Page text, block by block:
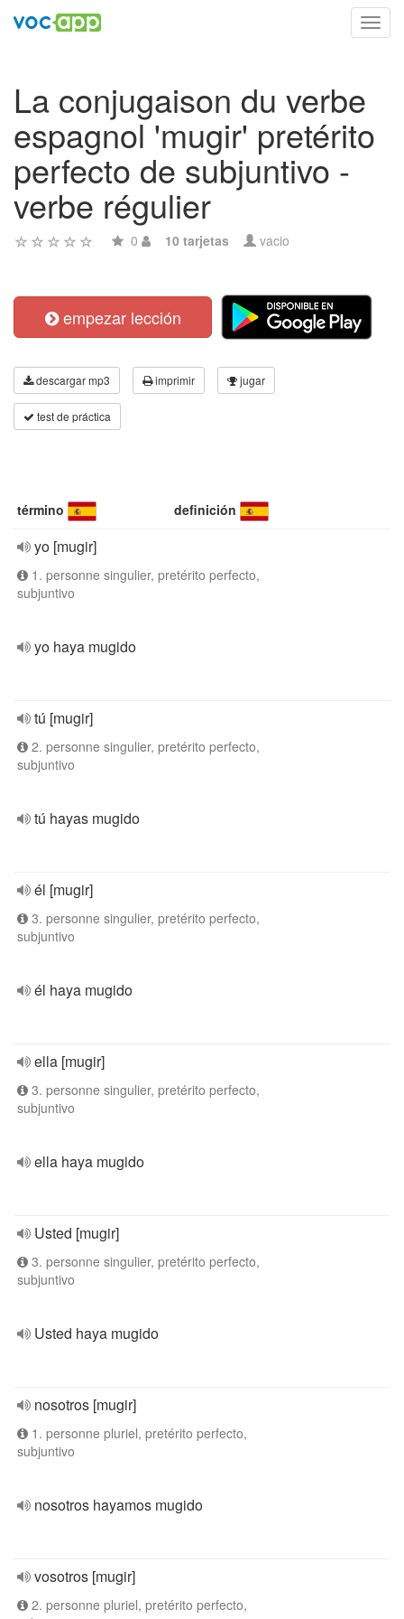
La conjugaison du verbe
espagnol 'mugir' pretérito
perfecto de subjuntivo -
verbe régulier
0 10 tarjetas vacio
empezar lección
descargar mp3 imprimir jugar
test de práctica
término definición
yo [mugir]
1. personne singulier, pretérito perfecto,
subjuntivo
yo haya mugido
tú [mugir]
2. personne singulier, pretérito perfecto,
subjuntivo
tú hayas mugido
él [mugir]
3. personne singulier, pretérito perfecto,
subjuntivo
él haya mugido
ella [mugir]
3. personne singulier, pretérito perfecto,
subjuntivo
ella haya mugido
Usted [mugir]
3. personne singulier, pretérito perfecto,
subjuntivo
Usted haya mugido
nosotros [mugir]
1. personne pluriel, pretérito perfecto,
subjuntivo
nosotros hayamos mugido
vosotros [mugir]
2. personne pluriel, pretérito perfecto,